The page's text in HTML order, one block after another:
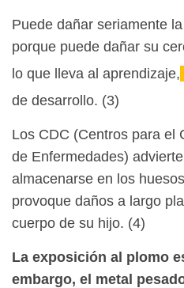
Puede dañar seriamente
porque puede dañar su
lo que lleva al aprendizaje,
de desarrollo. (3)
Los CDC (Centros para el
de Enfermedades)
almacenarse en los
provoque daños a largo
cuerpo de su hijo. (4)
La exposición al plomo
embargo, el metal